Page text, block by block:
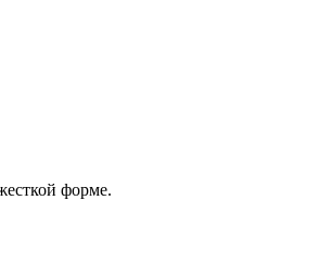
форме.